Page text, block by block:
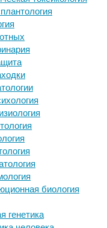
биология
генетика
взаимоотношения с
уретры у мужчин. Как
заболевание?
аист» — книга о
образе приемной
за новостями